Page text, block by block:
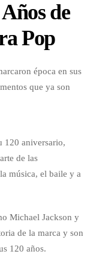
de
Pop
época en sus
que ya son
120 aniversario,
de las
música, el baile y a
Michael Jackson y
de la marca y son
120 años.